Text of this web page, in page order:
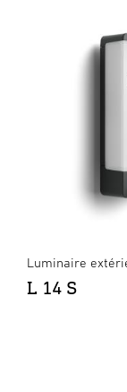
Luminaire
L 14 S